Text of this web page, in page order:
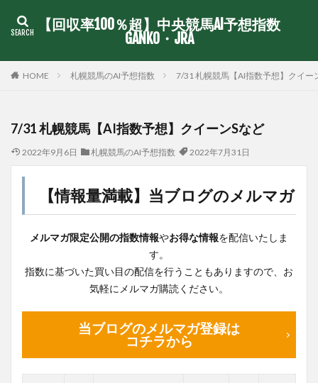
【回収率100％超】中央競馬AI予想指数
GANKO・JRA
HOME 札幌競馬のAI予想指数 7/31 札幌競馬【AI指数予想】クイー
7/31 札幌競馬【AI指数予想】クイーンSなど
2022年9月6日 札幌競馬のAI予想指数 2022年7月31日
【情報量満載】当ブログのメルマガ
メルマガ限定公開の指数情報やお得な情報を配信いたしま
す。
指数に基づいた買い目の配信を行うこともありますので、お
気軽にメルマガ購読ください。
当ブログのメルマガ登録は
コチラから